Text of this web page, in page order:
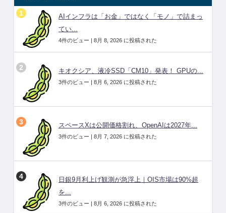
AIインフラは「お金」ではなく「モノ」で詰まっ
てい...
4件のビュー | 8月 8, 2026 に投稿された
キオクシア、液冷SSD「CM10」発表！ GPUの...
3件のビュー | 8月 6, 2026 に投稿された
スペースXは公開価格割れ、OpenAIは2027年...
3件のビュー | 8月 7, 2026 に投稿された
日銀9月利上げ観測が急浮上｜OIS市場は90%超
を...
3件のビュー | 8月 6, 2026 に投稿された